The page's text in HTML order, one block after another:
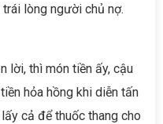
lòng người chủ nợ.
lời, thì món tiền ấy, cậu
hỏa hồng khi diễn tấn
cả để thuốc thang cho